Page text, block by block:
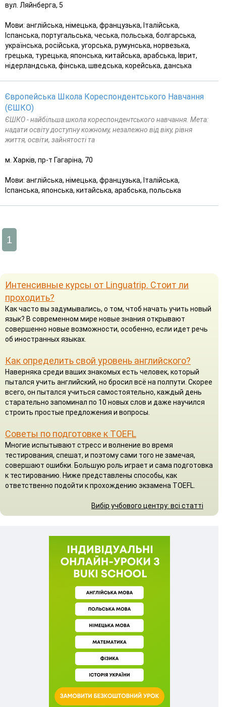
вул. Ляйнберга, 5
Мови: англійська, німецька, французька, Італійська,
Іспанська, португальська, чеська, польська, болгарська,
українська, російська, угорська, румунська, норвезька,
грецька, турецька, японська, китайська, арабська, Іврит,
нідерландська, фінська, шведська, корейська, данська
Європейська Школа Кореспондентського Навчання
(ЄШКО)
ЄШКО - найбільша школа кореспондентського навчання. Мета:
надати освіту доступну кожному, незалежно від віку, рівня
життя, освіти, зайнятості та
м. Харків, пр-т Гагаріна, 70
Мови: англійська, німецька, французька, Італійська,
Іспанська, японська, китайська, арабська, польська
1
Интенсивные курсы от Linguatrip. Стоит ли
проходить?
Как часто вы задумывались, о том, чтоб начать учить новый
язык? В современном мире новые знания открывают
совершенно новые возможности, особенно, если идет речь
об иностранных языках.
Как определить свой уровень английского?
Наверняка среди ваших знакомых есть человек, который
пытался учить английский, но бросил всё на полпути. Скорее
всего, он пытался учиться самостоятельно, каждый день
старательно запоминал по 10 новых слов и даже научился
строить простые предложения и вопросы.
Советы по подготовке к TOEFL
Многие испытывают стресс и волнение во время
тестирования, спешат, и поэтому сами того не замечая,
совершают ошибки. Большую роль играет и сама подготовка
к тестированию. Ниже представлены способы, как
ответственно подойти к прохождению экзамена TOEFL.
Вибір учбового центру: всі статті